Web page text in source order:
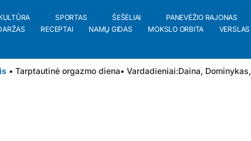
SPORTAS ŠEŠĖLIAI PANEVĖŽIO RAJONAS
RECEPTAI NAMŲ GIDAS MOKSLO ORBITA VERSLAS
• Tarptautinė orgazmo diena• Vardadieniai:Daina, Dominykas,